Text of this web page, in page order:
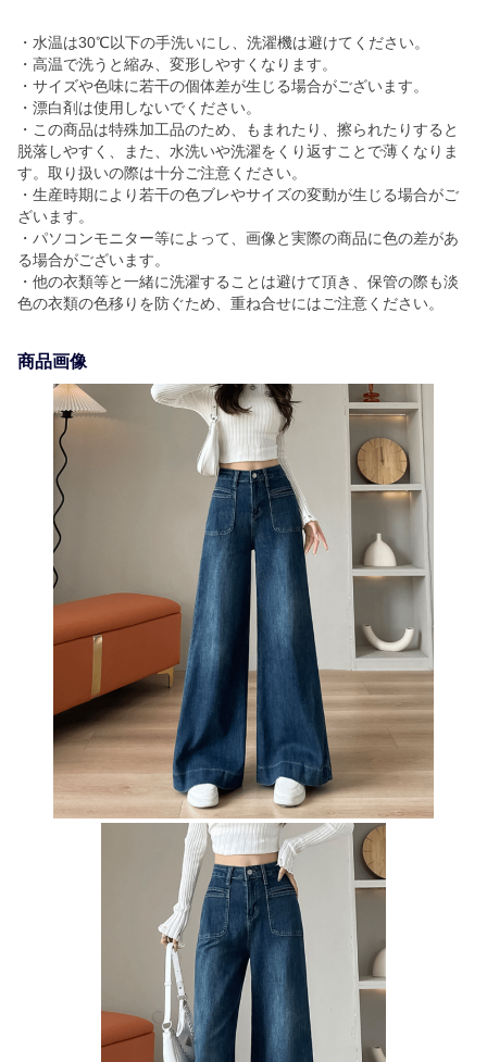
・水温は30℃以下の手洗いにし、洗濯機は避けてください。
・高温で洗うと縮み、変形しやすくなります。
・サイズや色味に若干の個体差が生じる場合がございます。
・漂白剤は使用しないでください。
・この商品は特殊加工品のため、もまれたり、擦られたりすると
脱落しやすく、また、水洗いや洗濯をくり返すことで薄くなりま
す。取り扱いの際は十分ご注意ください。
・生産時期により若干の色ブレやサイズの変動が生じる場合がご
ざいます。
・パソコンモニター等によって、画像と実際の商品に色の差があ
る場合がございます。
・他の衣類等と一緒に洗濯することは避けて頂き、保管の際も淡
色の衣類の色移りを防ぐため、重ね合せにはご注意ください。
商品画像